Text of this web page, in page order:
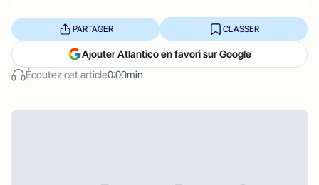
Écoutez cet article0:00min
PARTAGER CLASSER
Ajouter Atlantico en favori sur Google